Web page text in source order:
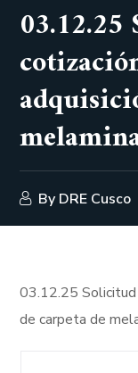
By DRE Cusco
03.12.25 Solicitud
de carpeta de